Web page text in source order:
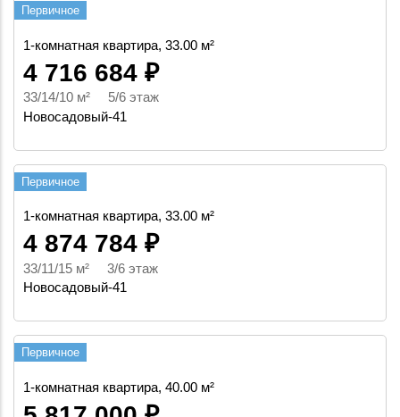
Первичное
1-комнатная квартира, 33.00 м²
4 716 684 ₽
33/14/10 м² 5/6 этаж
Новосадовый-41
Первичное
1-комнатная квартира, 33.00 м²
4 874 784 ₽
33/11/15 м² 3/6 этаж
Новосадовый-41
Первичное
1-комнатная квартира, 40.00 м²